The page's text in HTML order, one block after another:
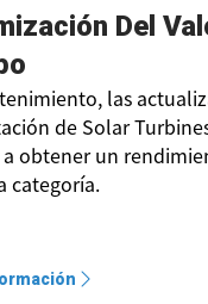
Del
las
de Solar
a obtener un
categoría.